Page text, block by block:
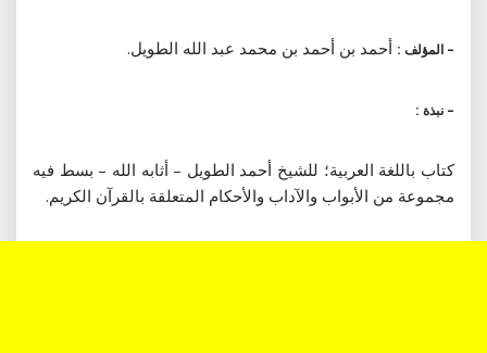
– المؤلف : أحمد بن أحمد بن محمد عبد الله الطويل.
– نبذة :
كتاب باللغة العربية؛ للشيخ أحمد الطويل – أثابه الله – بسط فيه
مجموعة من الأبواب والآداب والأحكام المتعلقة بالقرآن الكريم.